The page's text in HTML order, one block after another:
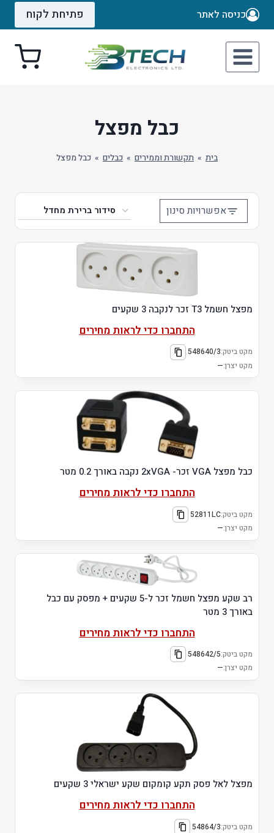
Skip
כניסה לאתר פתיחת לקוח
כבל מפצל
בית » תקשורת וממירים » כבלים » כבל מפצל
אפשרויות סינון
מפצל חשמל T3 זכר לנקבה 3 שקעים
התחברו כדי לראות מחירים
מקט ביטק:548640/3
מקט יצרן:—
כבל מפצל VGA זכר- 2xVGA נקבה באורך 0.2 מטר
התחברו כדי לראות מחירים
מקט ביטק:52811LC
מקט יצרן:—
רב שקע מפצל חשמל זכר ל-5 שקעים + מפסק עם כבל
באורך 3 מטר
התחברו כדי לראות מחירים
מקט ביטק:548642/5
מקט יצרן:—
מפצל לאל פסק תקע קומקום שקע ישראלי 3 שקעים
התחברו כדי לראות מחירים
מקט ביטק:54864/3